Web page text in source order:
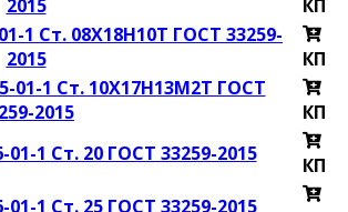
2015
КП
1 Ст. 08Х18Н10Т ГОСТ 33259-
2015
КП
01-1 Ст. 10Х17Н13М2Т ГОСТ
2015
КП
1 Ст. 20 ГОСТ 33259-2015
КП
1 Ст. 25 ГОСТ 33259-2015